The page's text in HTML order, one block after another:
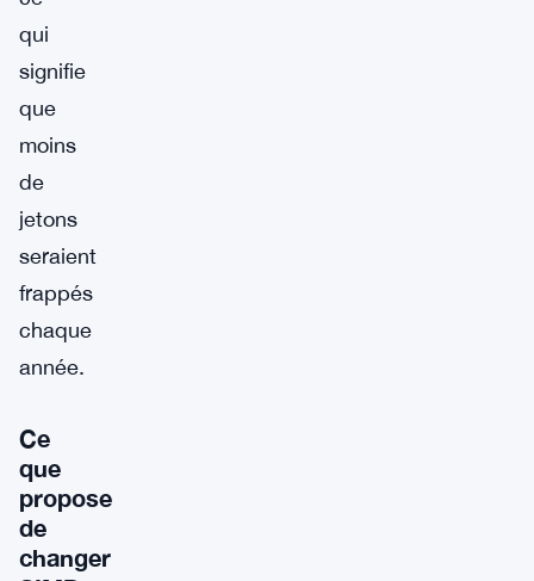
qui
signifie
que
moins
de
jetons
seraient
frappés
chaque
année.
Ce
que
propose
de
changer